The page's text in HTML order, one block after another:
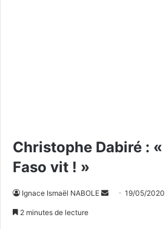
Christophe Dabiré :
Faso vit ! »
Ignace Ismaël NABOLE 19/05/2020
2 minutes de lecture